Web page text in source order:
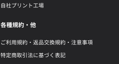
自社プリント工場
各種規約・他
ご利用規約・返品交換規約・注意事項
特定商取引法に基づく表記